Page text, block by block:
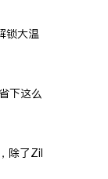
锁大温
下这么
除了Zil